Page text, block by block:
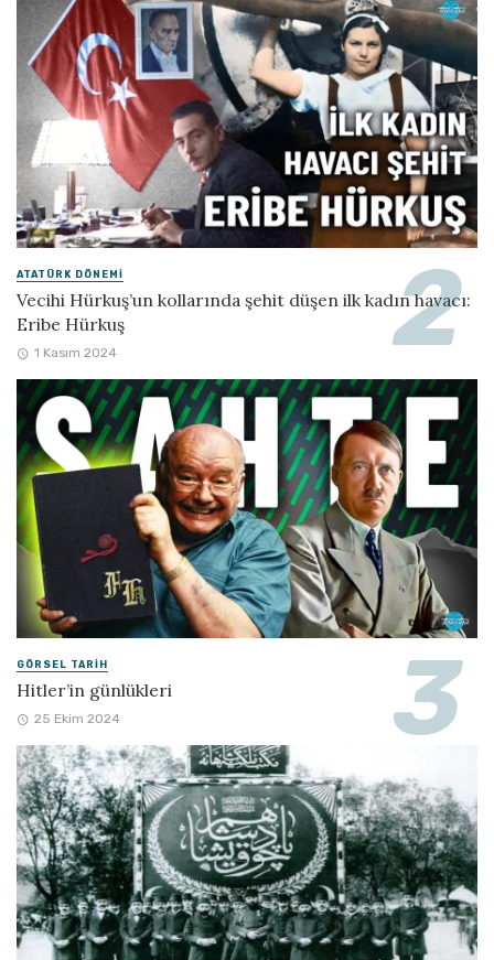
ATATÜRK DÖNEMI
Vecihi Hürkuş’un kollarında şehit düşen ilk kadın havacı:
Eribe Hürkuş
1 Kasım 2024
GÖRSEL TARIH
Hitler’in günlükleri
25 Ekim 2024